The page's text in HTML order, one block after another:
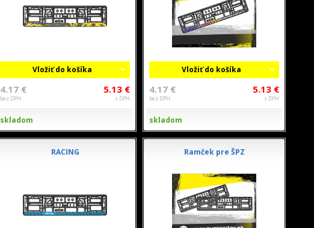
Vložiť do košíka
4.17 €
bez DPH
5.13 €
s DPH
skladom
Vložiť do košíka
4.17 €
bez DPH
5.13 €
s DPH
skladom
RACING Ramček pre ŠPZ